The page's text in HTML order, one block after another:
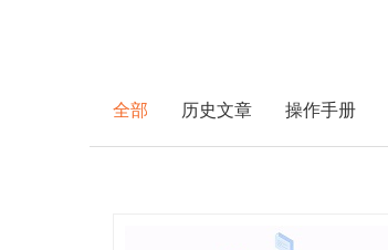
全部 历史文章 操作手册